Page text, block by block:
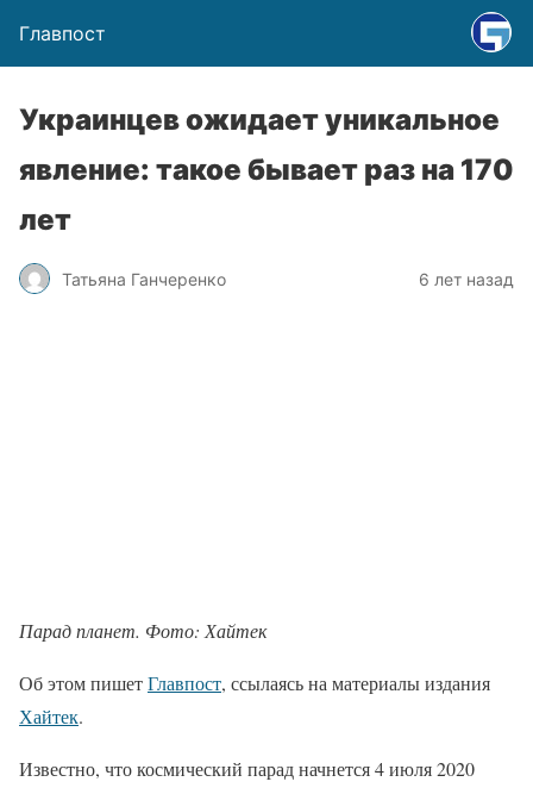
Главпост
Украинцев ожидает уникальное
явление: такое бывает раз на 170
лет
Татьяна Ганчеренко 6 лет назад
Парад планет. Фото: Хайтек
Об этом пишетГлавпост, ссылаясь на материалы издания
Хайтек.
Известно, что космический парад начнется 4 июля 2020